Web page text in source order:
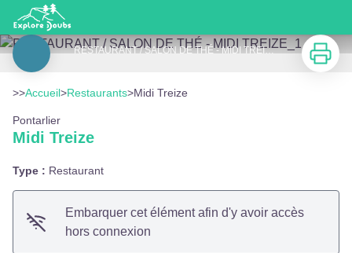
Midi Treize
RESTAURANT / SALON DE THÉ - MIDI TREIZE_1 - Midi Treize
Voir l'image en plein écran
Imprimer
>>Accueil>Restaurants>Midi Treize
Pontarlier
Midi Treize
Type : Restaurant
Embarquer cet élément afin d'y avoir accès
hors connexion